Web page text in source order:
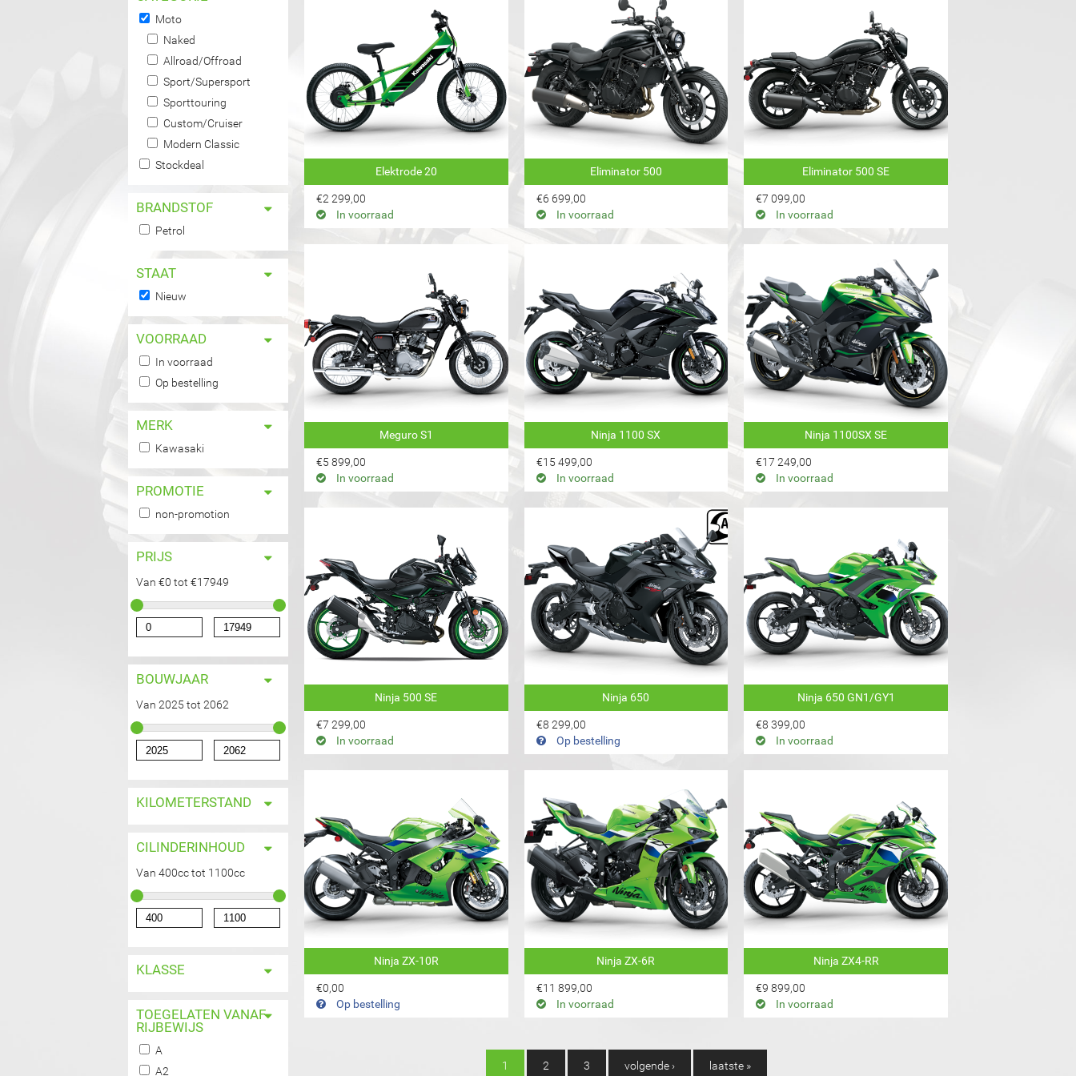
Remove Moto filter
Moto
Naked-filter toepassen
Naked
Allroad/Offroad-filter toepassen
Allroad/Offroad
Allroad/Offroad-filter toepassen
Sport/Supersport-filter toepassen
Sport/Supersport Sport/Supersport-filter toepassen
Sporttouring-filter toepassen
Sporttouring Sporttouring-filter toepassen
Custom/Cruiser-filter toepassen
Custom/CruiserCustom/Cruiser-filter toepassen
Modern Classic-filter toepassen
Modern ClassicModern Classic-filter toepassen
Stockdeal-filter toepassen
Stockdeal
BRANDSTOF
Petrol-filter toepassen
Petrol
STAAT
Remove Nieuw filter
Nieuw
VOORRAAD
In voorraad-filter toepassen
In voorraad
In voorraad-filter toepassen
Op bestelling-filter toepassen
Op bestelling Op bestelling-filter toepassen
MERK
Kawasaki-filter toepassen
Kawasaki Kawasaki-filter toepassen
PROMOTIE
non-promotion-filter toepassen
non-promotion
PRIJS
Van €0 tot €17949
BOUWJAAR
Van 2025 tot 2062
KILOMETERSTAND
CILINDERINHOUD
Van 400cc tot 1100cc
KLASSE
TOEGELATEN VANAF
RIJBEWIJS
A-filter toepassen
A
A2-filter toepassen
A2
Elektrode 20
€2 299,00
In voorraad
Eliminator 500
€6 699,00
In voorraad
Eliminator 500 SE
€7 099,00
In voorraad
Meguro S1
€5 899,00
In voorraad
Ninja 1100 SX
€15 499,00
In voorraad
Ninja 1100SX SE
€17 249,00
In voorraad
Ninja 500 SE
€7 299,00
In voorraad
Ninja 650
€8 299,00
Op bestelling
Ninja 650 GN1/GY1
€8 399,00
In voorraad
Ninja ZX-10R
€0,00
Op bestelling
Ninja ZX-6R
€11 899,00
In voorraad
Ninja ZX4-RR
€9 899,00
In voorraad
1 2 3 volgende › laatste »